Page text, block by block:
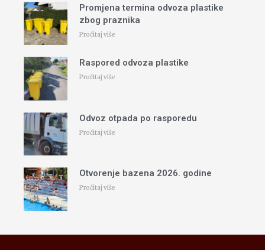
Promjena termina odvoza plastike
zbog praznika
Pročitaj više
Raspored odvoza plastike
Pročitaj više
Odvoz otpada po rasporedu
Pročitaj više
Otvorenje bazena 2026. godine
Pročitaj više